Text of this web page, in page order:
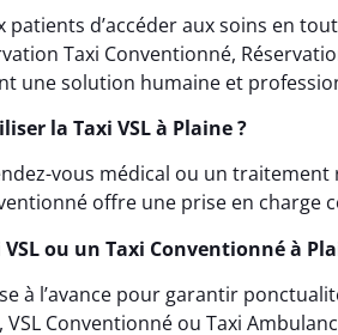
patients d’accéder aux soins en
Taxi Conventionné,
une solution humaine et
la Taxi VSL à Plaine ?
vous médical ou un traitement
offre une prise en charge
ou un Taxi Conventionné à
à l’avance pour garantir
VSL Conventionné ou Taxi